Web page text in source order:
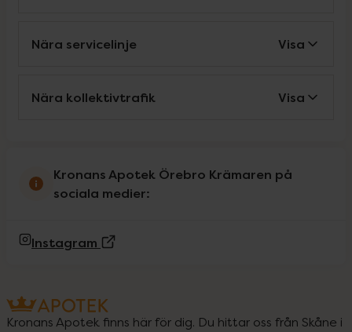
Nära servicelinje Visa
Nära kollektivtrafik Visa
Kronans Apotek Örebro Krämaren på
sociala medier:
Instagram
Kronans Apotek finns här för dig. Du hittar oss från Skåne i